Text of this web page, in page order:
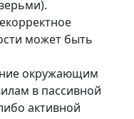
может быть
окружающим
в пассивной
активной